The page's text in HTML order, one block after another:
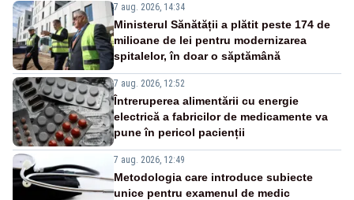
7 aug. 2026, 14:34
Ministerul Sănătății a plătit peste 174 de
milioane de lei pentru modernizarea
spitalelor, în doar o săptămână
7 aug. 2026, 12:52
Întreruperea alimentării cu energie
electrică a fabricilor de medicamente va
pune în pericol pacienții
7 aug. 2026, 12:49
Metodologia care introduce subiecte
unice pentru examenul de medic